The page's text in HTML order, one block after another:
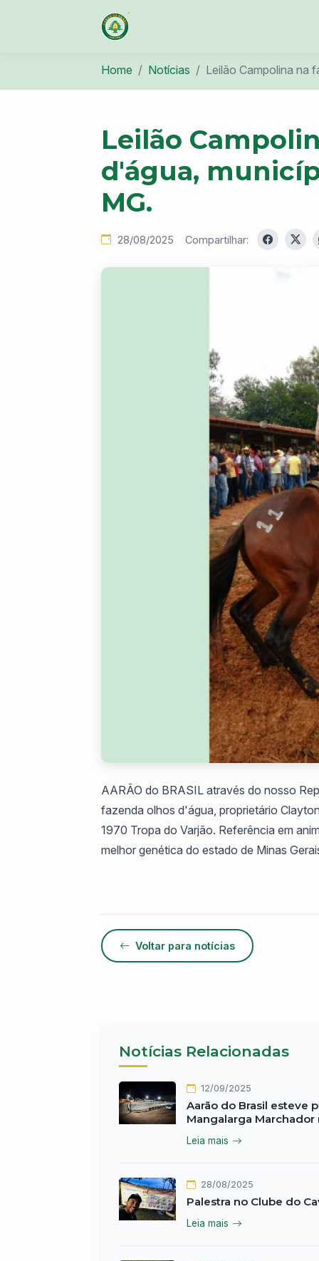
Home Notícias Leilão Campolina na
Leilão
d'água,
MG.
28/08/2025 Compartilhar:
AARÃO do BRASIL através do nosso
fazenda olhos d'água, proprietário
1970 Tropa do Varjão. Referência em
melhor genética do estado de Minas
Voltar para notícias
Notícias Relacionadas
12/09/2025
Aarão do Brasil esteve
Mangalarga Marchador
Leia mais
28/08/2025
Palestra no Clube do
Leia mais